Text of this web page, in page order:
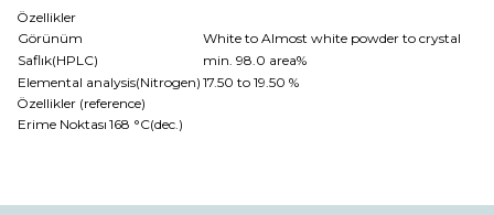
Özellikler
Görünüm
White to Almost white powder to crystal
Saflık(HPLC)
min. 98.0 area%
Elemental analysis(Nitrogen) 17.50 to 19.50 %
Özellikler (reference)
Erime Noktası 168 °C(dec.)
konularda yetersiz gördüğünüz noktaları öneri formunu